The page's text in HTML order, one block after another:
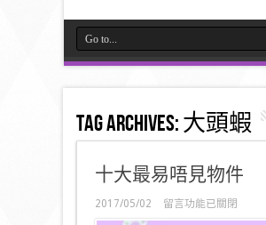
Tag Archives:大頭蝦
十大最易唔見物件
2017/05/02
在
〈十
留言功能已關閉